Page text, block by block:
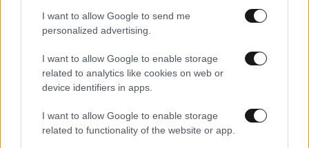
I want to allow Google to send me
personalized advertising.
I want to allow Google to enable storage
related to analytics like cookies on web or
device identifiers in apps.
I want to allow Google to enable storage
related to functionality of the website or app.
EuroBasket U16: Ήττα στην
παράταση για τους Παίδες,
ΠΟΛΙΤΙΚΗ 27 λ. πριν